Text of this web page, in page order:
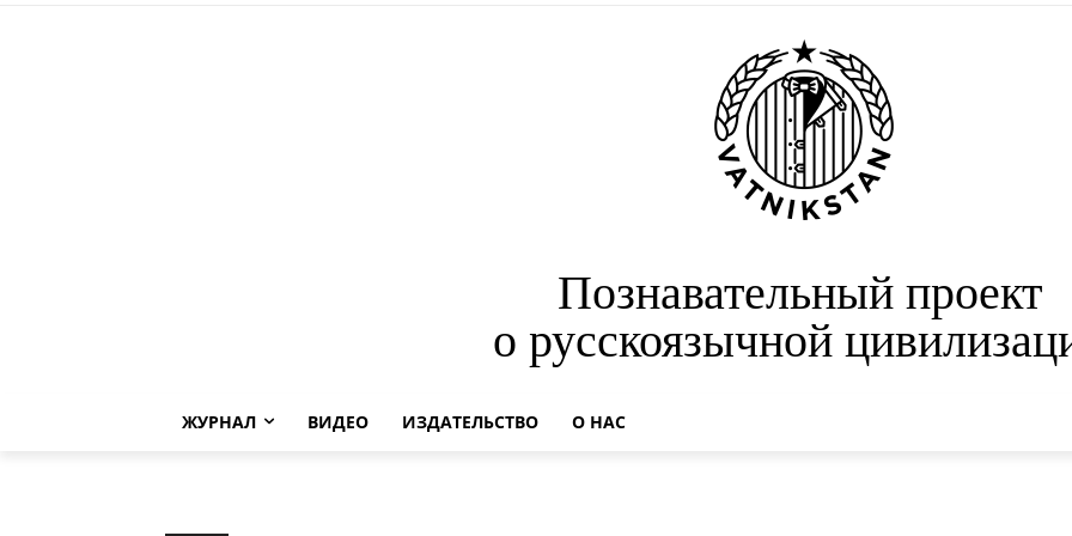
Познавательный проект
о русскоязычной
ЖУРНАЛ ВИДЕО ИЗДАТЕЛЬСТВО О НАС